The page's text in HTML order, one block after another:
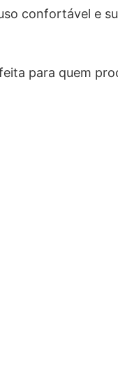
confortável e
para quem